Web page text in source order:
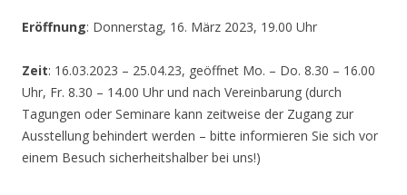
Eröffnung: Donnerstag, 16. März 2023, 19.00 Uhr
Zeit: 16.03.2023 – 25.04.23, geöffnet Mo. – Do. 8.30 – 16.00
Uhr, Fr. 8.30 – 14.00 Uhr und nach Vereinbarung (durch
Tagungen oder Seminare kann zeitweise der Zugang zur
Ausstellung behindert werden – bitte informieren Sie sich vor
einem Besuch sicherheitshalber bei uns!)